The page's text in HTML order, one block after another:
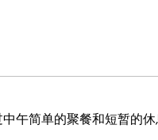
午简单的聚餐和短暂的